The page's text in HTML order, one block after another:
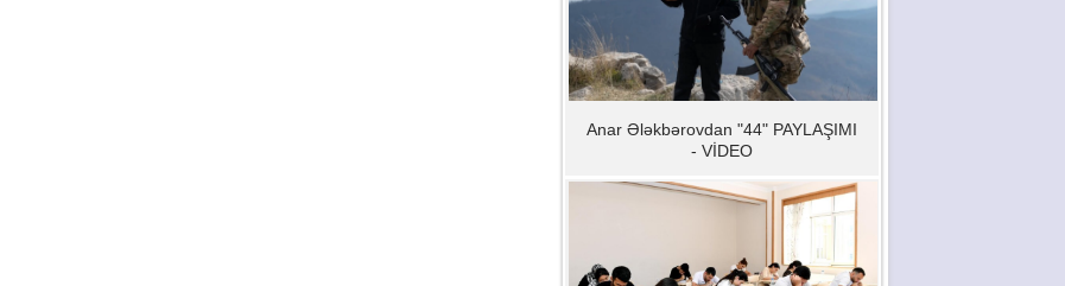
Anar Ələkbərovdan "44" PAYLAŞIMI
- VİDEO